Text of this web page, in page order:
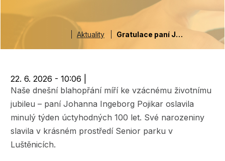
DrobečkováAktuality Gratulace paní Johanně Ingeborg Pojikar k životnímu jubileu
22. 6. 2026 - 10:06
Naše dnešní blahopřání míří ke vzácnému životnímu
jubileu – paní Johanna Ingeborg Pojikar oslavila
minulý týden úctyhodných 100 let. Své narozeniny
slavila v krásném prostředí Senior parku v
Luštěnicích.